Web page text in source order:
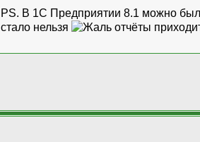
PS. В 1С Предприятии 8.1 можно
стало нельзя
отчёты